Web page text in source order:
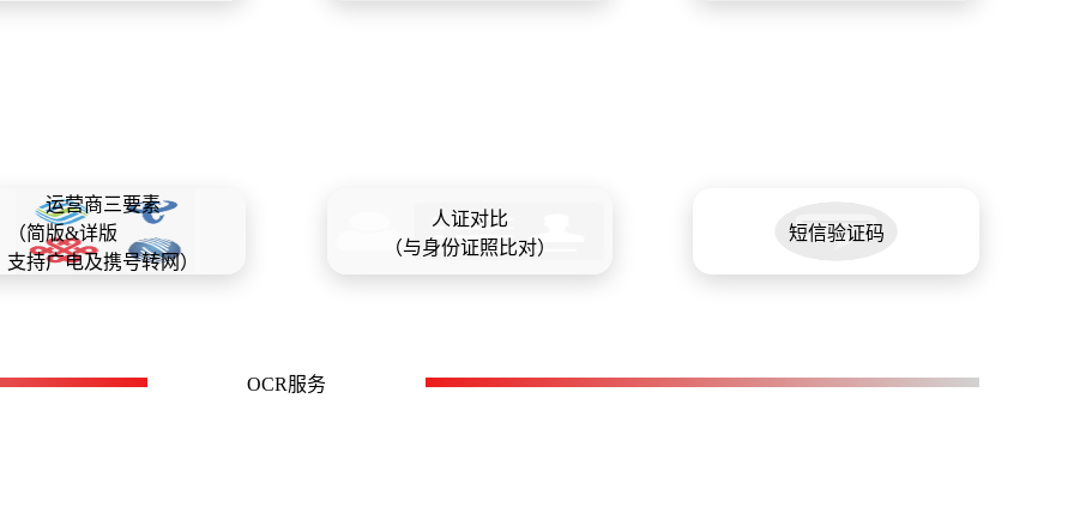
运营商三要素
（简版&详版
支持广电及携号转网）
人证对比
（与身份证照比对）
短信验证码
OCR服务